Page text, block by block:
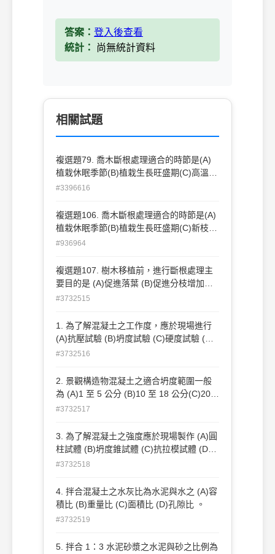
答案： 登入後查看
統計：
尚無統計資料
相關試題
複選題79. 喬木斷根處理適合的時節是(A)
植栽休眠季節(B)植栽生長旺盛期(C)高溫的
盛夏(D)新枝芽剛萌生的季節。
#3396616
複選題106. 喬木斷根處理適合的時節是(A)
植栽休眠季節(B)植栽生長旺盛期(C)新枝芽
剛萌生的季節(D)高溫的盛夏。
#936964
複選題107. 樹木移植前，進行斷根處理主
要目的是 (A)促進落葉 (B)促進分枝增加樹
形美觀 (C)分次斷根避免一次傷害植栽過大
#3732515
1. 為了解混凝土之工作度，應於現場進行
(A)抗壓試驗 (B)坍度試驗 (C)硬度試驗 (D)
軟度試驗 。
#3732516
2. 景觀構造物混凝土之適合坍度範圍一般
為 (A)1 至 5 公分 (B)10 至 18 公分(C)20
至 25 公分 (D)25 至 30 公分 。
#3732517
3. 為了解混凝土之強度應於現場製作 (A)圓
柱試體 (B)坍度錐試體 (C)抗拉模試體 (D)
柱試體 ，以備試驗之用。
#3732518
4. 拌合混凝土之水灰比為水泥與水之 (A)容
積比 (B)重量比 (C)面積比 (D)孔隙比 。
#3732519
5. 拌合 1：3 水泥砂漿之水泥與砂之比例為